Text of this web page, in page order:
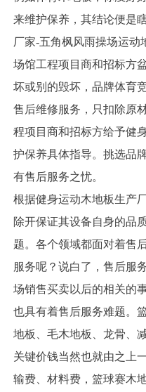
来维护保养，其结论便是
厂家-五角枫风雨操场运动
场馆工程项目商和招标方
坏或别的毁坏，品牌体育
售后维修服务，只扣除原
程项目商和招标方给予健
护保养具体指导。挑选品
有售后服务之忧。
根据健身运动木地板生产
除开保证其设备自身的品
题。各个领域都面对着售
服务呢？说白了，售后服
场销售买卖以后的相关的
也具有着售后服务难题。
地板、毛木地板、龙骨、
关键价钱当然也就由之上
输费、材料费，篮球赛木